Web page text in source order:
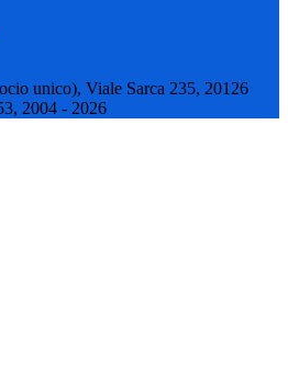
unico), Viale Sarca 235, 20126
2004 - 2026